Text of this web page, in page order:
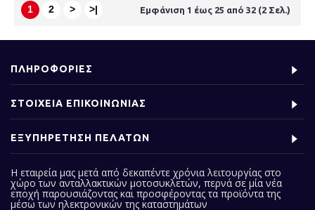
1 2 > >| Εμφάνιση 1 έως 25 από 32 (2 Σελ.)
ΠΛΗΡΟΦΟΡΙΕΣ
ΣΤΟΙΧΕΙΑ ΕΠΙΚΟΙΝΩΝΙΑΣ
ΕΞΥΠΗΡΕΤΗΣΗ ΠΕΛΑΤΩΝ
Η εταιρεία μας μετά από δεκαπέντε χρόνια λειτουργίας στο
χώρο των ανταλλακτικών μοτοσυκλετών, περνά σε μία νέα
εποχή παρουσιάζοντας και προσφέροντας τα προϊόντα της
μέσω των ηλεκτρονικών της καταστημάτων